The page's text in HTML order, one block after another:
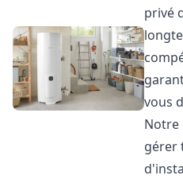
privé
vous
Notre
gérer